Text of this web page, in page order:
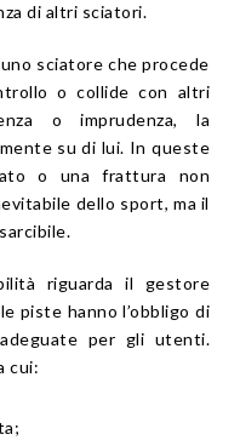
di altri sciatori.
sciatore che procede
o collide con altri
o imprudenza, la
su di lui. In queste
o una frattura non
dello sport, ma il
riguarda il gestore
piste hanno l’obbligo di
per gli utenti.
cui: